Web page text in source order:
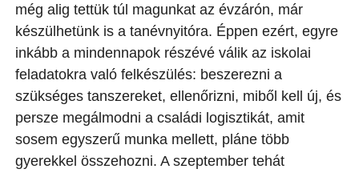
még alig tettük túl magunkat az évzárón, már
készülhetünk is a tanévnyitóra. Éppen ezért, egyre
inkább a mindennapok részévé válik az iskolai
feladatokra való felkészülés: beszerezni a
szükséges tanszereket, ellenőrizni, miből kell új, és
persze megálmodni a családi logisztikát, amit
sosem egyszerű munka mellett, pláne több
gyerekkel összehozni. A szeptember tehát